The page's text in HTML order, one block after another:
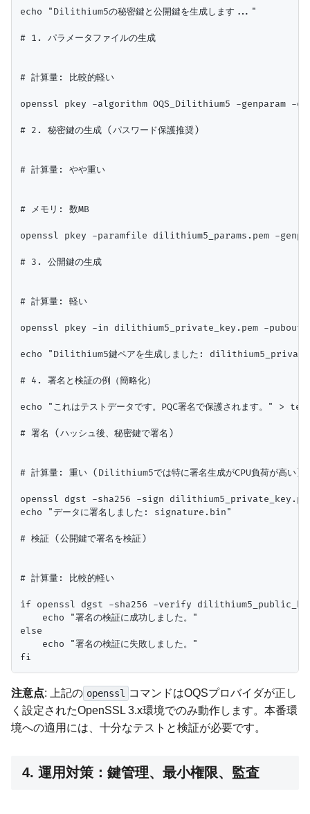
echo "Dilithium5の秘密鍵と公開鍵を生成します..."
# 1. パラメータファイルの生成
# 計算量: 比較的軽い
openssl pkey -algorithm OQS_Dilithium5 -genparam -
# 2. 秘密鍵の生成 (パスワード保護推奨)
# 計算量: やや重い
# メモリ: 数MB
openssl pkey -paramfile dilithium5_params.pem -
# 3. 公開鍵の生成
# 計算量: 軽い
openssl pkey -in dilithium5_private_key.pem -pubout
echo "Dilithium5鍵ペアを生成しました:
# 4. 署名と検証の例（簡略化）
echo "これはテストデータです。PQC署名で保護されます。" >
# 署名 (ハッシュ後、秘密鍵で署名)
# 計算量: 重い (Dilithium5では特に署名生成がCPU負荷が高い)
openssl dgst -sha256 -sign
echo "データに署名しました: signature.bin"
# 検証 (公開鍵で署名を検証)
# 計算量: 比較的軽い
if openssl dgst -sha256 -verify
    echo "署名の検証に成功しました。"
else
    echo "署名の検証に失敗しました。"
注意点: 上記の openssl
コマンドはOQSプロバイダが正し
く設定されたOpenSSL 3.x環境でのみ動作します。本番環
境への適用には、十分なテストと検証が必要です。
4. 運用対策：鍵管理、最小権限、監査